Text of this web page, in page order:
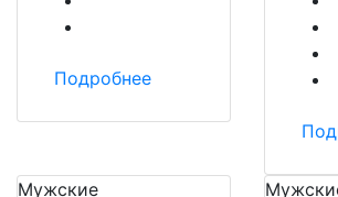
Подробнее
Мужские